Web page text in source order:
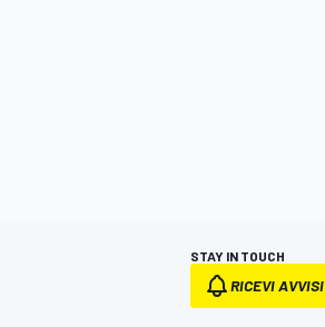
STAY IN TOUCH
RICEVI AVVISI